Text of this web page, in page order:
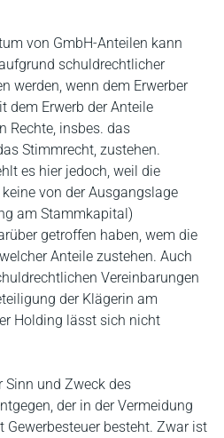
von GmbH-Anteilen kann
schuldrechtlicher
werden, wenn dem Erwerber
dem Erwerb der Anteile
Rechte, insbes. das
Stimmrecht, zustehen.
es hier jedoch, weil die
von der Ausgangslage
am Stammkapital)
getroffen haben, wem die
Anteile zustehen. Auch
Vereinbarungen
der Klägerin am
Holding lässt sich nicht
Sinn und Zweck des
der in der Vermeidung
Gewerbesteuer besteht. Zwar ist